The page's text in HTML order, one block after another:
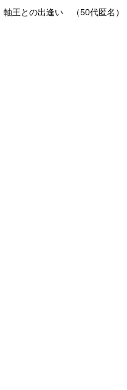
軸王との出逢い （50代匿名）